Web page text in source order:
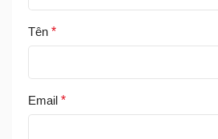
Tên *
Email *